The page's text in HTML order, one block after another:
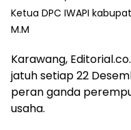
Ketua DPC IWAPI
M.M
Karawang,
jatuh setiap 22
peran ganda
usaha.